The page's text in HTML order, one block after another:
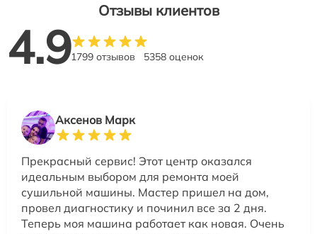
Отзывы клиентов
4.91799 отзывов 5358 оценок
Аксенов Марк
Прекрасный сервис! Этот центр оказался
идеальным выбором для ремонта моей
сушильной машины. Мастер пришел на дом,
провел диагностику и починил все за 2 дня.
Теперь моя машина работает как новая. Очень